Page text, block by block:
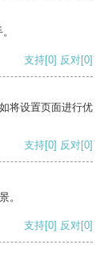
支持[0] 反对[0]
将设置页面进行优
支持[0] 反对[0]
。
支持[0] 反对[0]